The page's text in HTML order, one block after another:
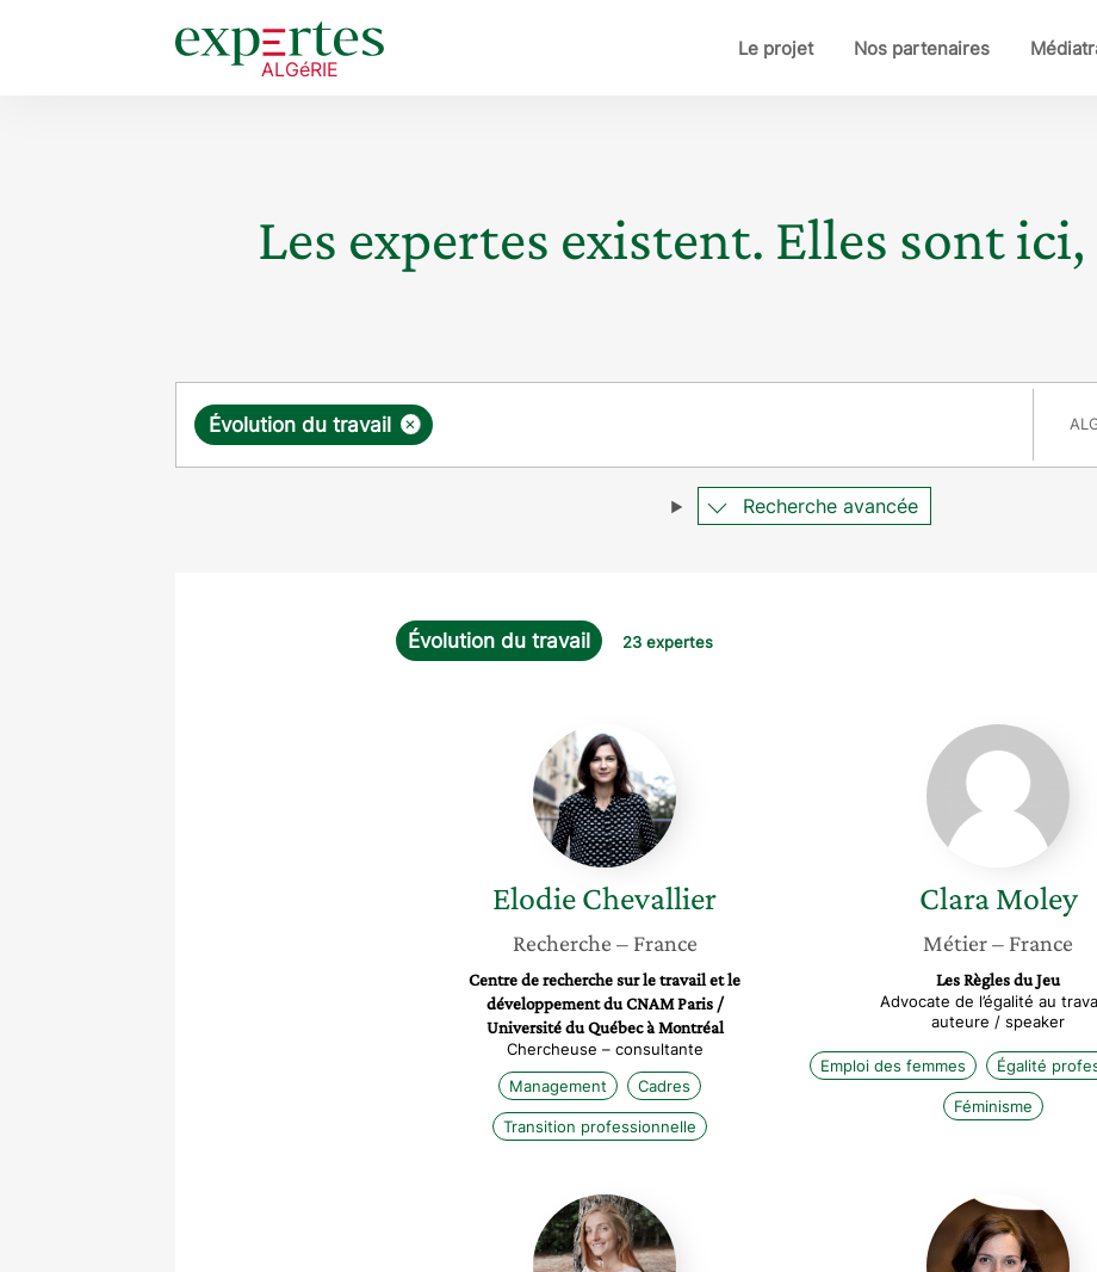
Le projet Nos partenaires
Les expertes existent. Elles sont
Requête ×
Évolution du travail
Recherche avancée
Évolution du travail 23 expertes
Elodie
Chevallier
ElodieChevallier
Recherche – France
Centre de recherche sur le travail et le
développement du CNAM Paris /
Université du Québec à Montréal
Chercheuse – consultante
Management
Cadres
Transition professionnelle
Clara
Moley
Clara Moley
Métier– France
Les Règles du Jeu
Advocate de l’égalité au
auteure / speaker
Emploi des femmes Égalité
Féminisme
Lucile
Hoarau
Caroline
Datchary